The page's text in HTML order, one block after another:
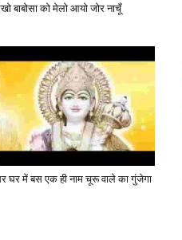
बाबोसा को मेलो आयो जोर नाचूँ
घर में बस एक ही नाम चूरू वाले का गुंजेगा